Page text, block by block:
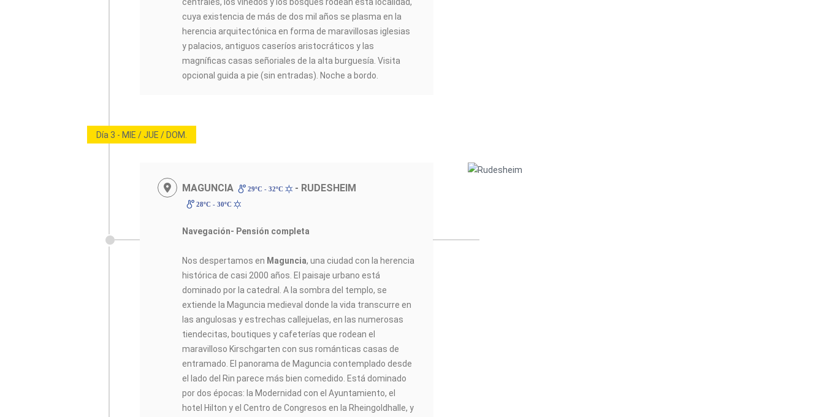
centrales, los viñedos y los bosques rodean esta localidad,
cuya existencia de más de dos mil años se plasma en la
herencia arquitectónica en forma de maravillosas iglesias
y palacios, antiguos caseríos aristocráticos y las
magníficas casas señoriales de la alta burguesía. Visita
opcional guida a pie (sin entradas). Noche a bordo.
Día 3 - MIE / JUE / DOM.
MAGUNCIA 29ºC - 32ºC - RUDESHEIM
28ºC - 30ºC
Navegación- Pensión completa
Nos despertamos en Maguncia, una ciudad con la herencia
histórica de casi 2000 años. El paisaje urbano está
dominado por la catedral. A la sombra del templo, se
extiende la Maguncia medieval donde la vida transcurre en
las angulosas y estrechas callejuelas, en las numerosas
tiendecitas, boutiques y cafeterías que rodean el
maravilloso Kirschgarten con sus románticas casas de
entramado. El panorama de Maguncia contemplado desde
el lado del Rin parece más bien comedido. Está dominado
por dos épocas: la Modernidad con el Ayuntamiento, el
hotel Hilton y el Centro de Congresos en la Rheingoldhalle, y